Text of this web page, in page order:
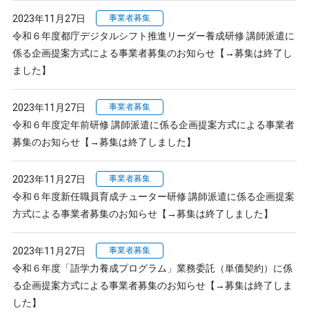
2023年11月27日 事業者募集
令和６年度都庁デジタルシフト推進リーダー養成研修 講師派遣に
係る企画提案方式による事業者募集のお知らせ【→募集は終了し
ました】
2023年11月27日 事業者募集
令和６年度定年前研修 講師派遣に係る企画提案方式による事業者
募集のお知らせ【→募集は終了しました】
2023年11月27日 事業者募集
令和６年度新任職員育成チューター研修 講師派遣に係る企画提案
方式による事業者募集のお知らせ【→募集は終了しました】
2023年11月27日 事業者募集
令和６年度「語学力養成プログラム」業務委託（単価契約）に係
る企画提案方式による事業者募集のお知らせ【→募集は終了しま
した】